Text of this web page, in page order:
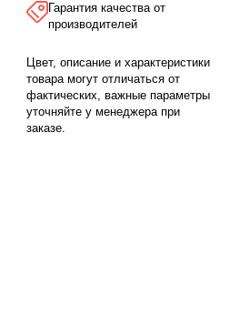
Гарантия качества от
производителей
Цвет, описание и характеристики
товара могут отличаться от
фактических, важные параметры
уточняйте у менеджера при
заказе.